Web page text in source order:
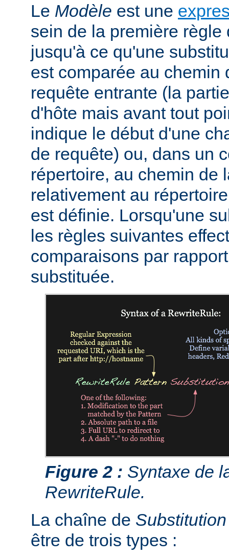
Le Modèle est une
sein de la première règle
jusqu'à ce qu'une
est comparée au chemin
requête entrante (la
d'hôte mais avant tout
indique le début d'une
de requête) ou, dans un
répertoire, au chemin de
relativement au
est définie. Lorsqu'une
les règles suivantes
comparaisons par
substituée.
Figure 2 : Syntaxe de
RewriteRule.
La chaîne de Substitution
être de trois types :